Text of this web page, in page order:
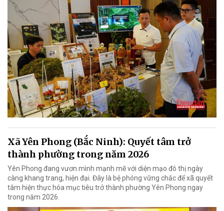
Xã Yên Phong (Bắc Ninh): Quyết tâm trở
thành phường trong năm 2026
Yên Phong đang vươn mình mạnh mẽ với diện mạo đô thị ngày
càng khang trang, hiện đại. Đây là bệ phóng vững chắc để xã quyết
tâm hiện thực hóa mục tiêu trở thành phường Yên Phong ngay
trong năm 2026.